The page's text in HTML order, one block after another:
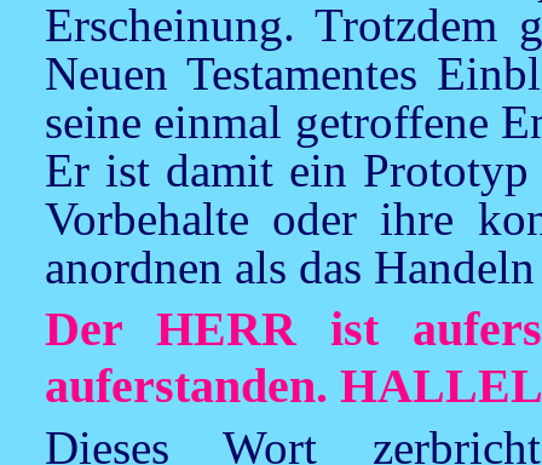
Erscheinung. Trotzdem
Neuen Testamentes
seine einmal getroffene
Er ist damit ein
Vorbehalte oder ihre
anordnen als das
Der HERR ist
auferstanden.
Dieses Wort